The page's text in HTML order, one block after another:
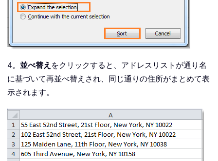
4。 並べ替え をクリックすると、アドレスリストが通り名
に基づいて再並べ替えされ、同じ通りの住所がまとめて表
示されます。